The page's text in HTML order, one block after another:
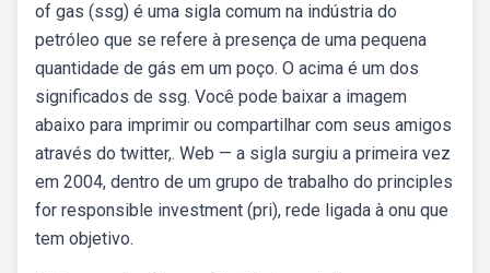
of gas (ssg) é uma sigla comum na indústria do
petróleo que se refere à presença de uma pequena
quantidade de gás em um poço. O acima é um dos
significados de ssg. Você pode baixar a imagem
abaixo para imprimir ou compartilhar com seus amigos
através do twitter,. Web — a sigla surgiu a primeira vez
em 2004, dentro de um grupo de trabalho do principles
for responsible investment (pri), rede ligada à onu que
tem objetivo.